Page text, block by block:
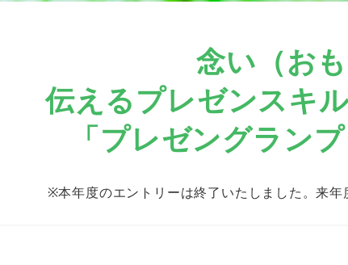
念い（お
伝えるプレゼンスキ
「プレゼングラン
※本年度のエントリーは終了いたしました。来年